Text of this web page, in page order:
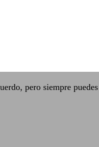
pero siempre